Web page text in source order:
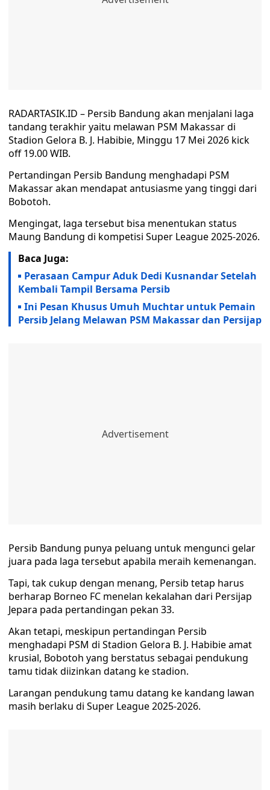
RADARTASIK.ID – Persib Bandung akan menjalani laga
tandang terakhir yaitu melawan PSM Makassar di
Stadion Gelora B. J. Habibie, Minggu 17 Mei 2026 kick
off 19.00 WIB.
Pertandingan Persib Bandung menghadapi PSM
Makassar akan mendapat antusiasme yang tinggi dari
Bobotoh.
Mengingat, laga tersebut bisa menentukan status
Maung Bandung di kompetisi Super League 2025-2026.
Baca Juga:
Perasaan Campur Aduk Dedi Kusnandar Setelah
Kembali Tampil Bersama Persib
Ini Pesan Khusus Umuh Muchtar untuk Pemain
Persib Jelang Melawan PSM Makassar dan Persijap
Persib Bandung punya peluang untuk mengunci gelar
juara pada laga tersebut apabila meraih kemenangan.
Tapi, tak cukup dengan menang, Persib tetap harus
berharap Borneo FC menelan kekalahan dari Persijap
Jepara pada pertandingan pekan 33.
Akan tetapi, meskipun pertandingan Persib
menghadapi PSM di Stadion Gelora B. J. Habibie amat
krusial, Bobotoh yang berstatus sebagai pendukung
tamu tidak diizinkan datang ke stadion.
Larangan pendukung tamu datang ke kandang lawan
masih berlaku di Super League 2025-2026.